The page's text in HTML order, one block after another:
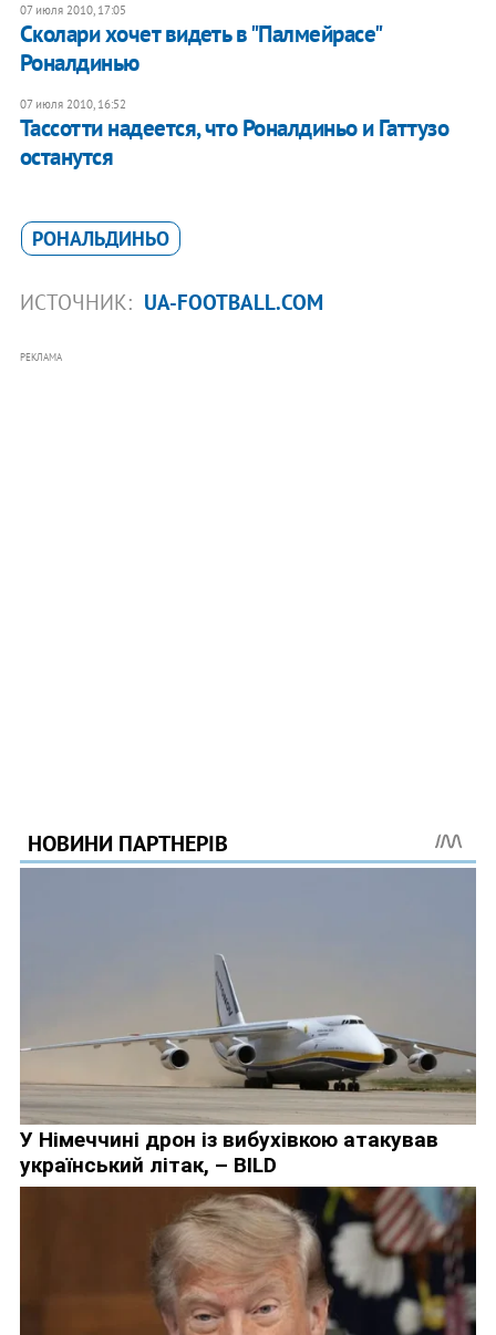
07 июля 2010, 17:05
Сколари хочет видеть в "Палмейрасе"
Роналдинью
07 июля 2010, 16:52
Тассотти надеется, что Роналдиньо и Гаттузо
останутся
РОНАЛЬДИНЬО
ИСТОЧНИК: UA-FOOTBALL.COM
РЕКЛАМА